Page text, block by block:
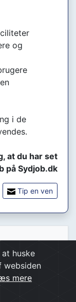
og
i de
at du har set
på Sydjob.dk
Tip en ven
huske
websiden
mere